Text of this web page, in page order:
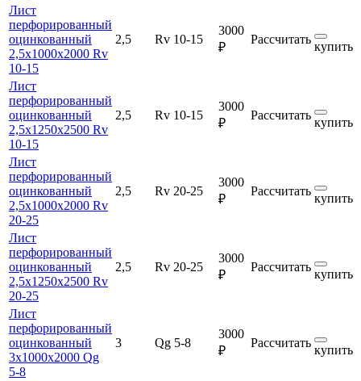
Лист
перфорированный
оцинкованный
2,5х1000х2000 Rv
10-15
2,5 Rv 10-15
3000
₽
Рассчитать
купить
Лист
перфорированный
оцинкованный
2,5х1250х2500 Rv
10-15
2,5 Rv 10-15
3000
₽
Рассчитать
купить
Лист
перфорированный
оцинкованный
2,5х1000х2000 Rv
20-25
2,5 Rv 20-25
3000
₽
Рассчитать
купить
Лист
перфорированный
оцинкованный
2,5х1250х2500 Rv
20-25
2,5 Rv 20-25
3000
₽
Рассчитать
купить
Лист
перфорированный
оцинкованный
3х1000х2000 Qg
5-8
3 Qg 5-8
3000
₽
Рассчитать
купить